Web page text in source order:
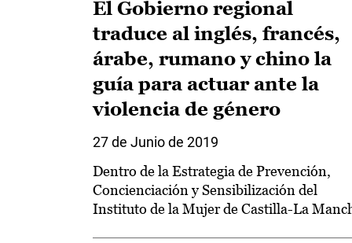
El Gobierno regional
traduce al inglés, francés,
árabe, rumano y chino la
guía para actuar ante la
violencia de género
27 de Junio de 2019
Dentro de la Estrategia de Prevención,
Concienciación y Sensibilización del
Instituto de la Mujer de Castilla-La